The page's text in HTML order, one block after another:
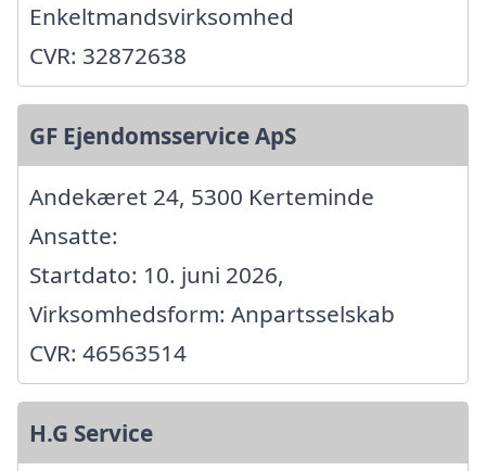
Enkeltmandsvirksomhed
CVR: 32872638
GF Ejendomsservice ApS
Andekæret 24, 5300 Kerteminde
Ansatte:
Startdato: 10. juni 2026,
Virksomhedsform: Anpartsselskab
CVR: 46563514
H.G Service